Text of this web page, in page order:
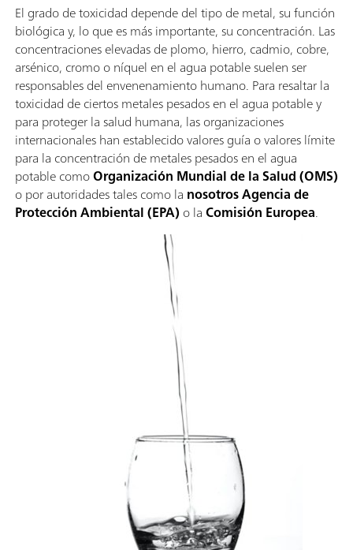
El grado de toxicidad depende del tipo de metal, su función
biológica y, lo que es más importante, su concentración. Las
concentraciones elevadas de plomo, hierro, cadmio, cobre,
arsénico, cromo o níquel en el agua potable suelen ser
responsables del envenenamiento humano. Para resaltar la
toxicidad de ciertos metales pesados en el agua potable y
para proteger la salud humana, las organizaciones
internacionales han establecido valores guía o valores límite
para la concentración de metales pesados en el agua
potable comoOrganización Mundial de la Salud (OMS)
o por autoridades tales como la nosotros Agencia de
Protección Ambiental (EPA) o laComisión Europea.